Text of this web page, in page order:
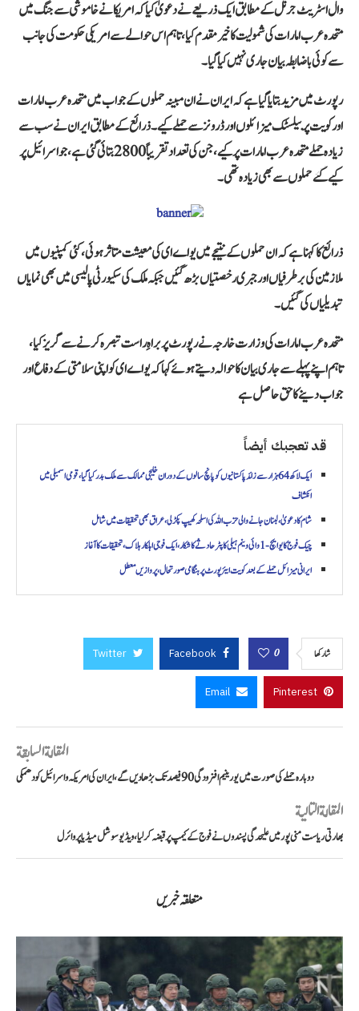
وال اسٹریٹ جرنل کے مطابق ایک ذریعے نے دعویٰ کیا کہ امریکا نے خاموشی سے جنگ میں
متحدہ عرب امارات کی شمولیت کا خیرمقدم کیا، تاہم اس حوالے سے امریکی حکومت کی جانب
سے کوئی باضابطہ بیان جاری نہیں کیا گیا۔
رپورٹ میں مزید بتایا گیا ہے کہ ایران نے ان مبینہ حملوں کے جواب میں متحدہ عرب امارات
اور کویت پر بیلسٹک میزائلوں اور ڈرونز سے حملے کیے۔ ذرائع کے مطابق ایران نے سب سے
زیادہ حملے متحدہ عرب امارات پر کیے، جن کی تعداد تقریباً 2800 بتائی گئی ہے، جو اسرائیل پر
کیے گئے حملوں سے بھی زیادہ تھی۔
ذرائع کا کہنا ہے کہ ان حملوں کے نتیجے میں یو اے ای کی معیشت متاثر ہوئی، کئی کمپنیوں میں
ملازمین کی برطرفیاں اور جبری رخصتیاں بڑھ گئیں جبکہ ملک کی سکیورٹی پالیسی میں بھی نمایاں
تبدیلیاں کی گئیں۔
متحدہ عرب امارات کی وزارت خارجہ نے رپورٹ پر براہِ راست تبصرہ کرنے سے گریز کیا،
تاہم اپنے پہلے سے جاری بیان کا حوالہ دیتے ہوئے کہا کہ یو اے ای کو اپنی سلامتی کے دفاع اور
جواب دینے کا حق حاصل ہے
قد تعجبك أيضاً
ایک لاکھ 64 ہزار سے زائد پاکستانیوں کو پانچ سالوں کے دوران خلیجی ممالک سے ملک بدر کیا گیا، قومی اسمبلی میں
انکشاف
شام کا دعویٰ، لبنان جانے والی حزب اللہ کی اسلحہ کھیپ پکڑ لی، عراق بھی تحقیقات میں شامل
چیک فوج کا یو ایچ-1 وائی وینم ہیلی کاپٹر حادثے کا شکار، ایک فوجی اہلکار ہلاک، تحقیقات کا آغاز
ایرانی میزائل حملے کے بعد کویت ایئرپورٹ پر ہنگامی صورتحال، پروازیں معطل
شاركها 0
Facebook
Twitter
Pinterest
Email
المقالة السابقة
دوبارہ حملے کی صورت میں یورینیم افزودگی 90 فیصد تک بڑھا دیں گے، ایران کی امریکہ و اسرائیل کو دھمکی
المقالة التالية
بھارتی ریاست منی پور میں علیحدگی پسندوں نے فوج کے کیمپ پر قبضہ کر لیا، ویڈیو سوشل میڈیا پر وائرل
متعلقہ خبریں